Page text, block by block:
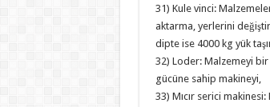
31) Kule vinci:
aktarma, yerlerini
dipte ise 4000 kg yük
32) Loder: Malzemeyi
gücüne sahip makineyi,
33) Mıcır serici